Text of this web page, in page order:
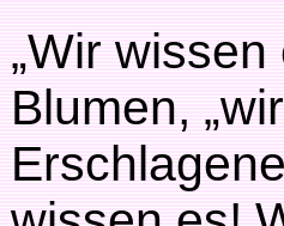
„Wir
Blumen,